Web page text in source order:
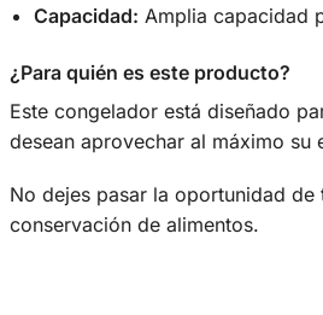
Capacidad: Amplia capacidad
¿Para quién es este producto?
Este congelador está diseñado
desean aprovechar al máximo
No dejes pasar la oportunidad
conservación de alimentos.